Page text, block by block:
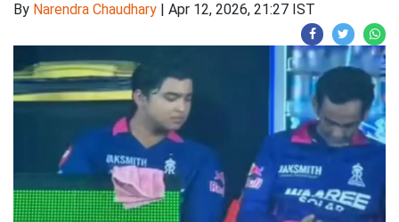
By Narendra Chaudhary | Apr 12, 2026, 21:27 IST